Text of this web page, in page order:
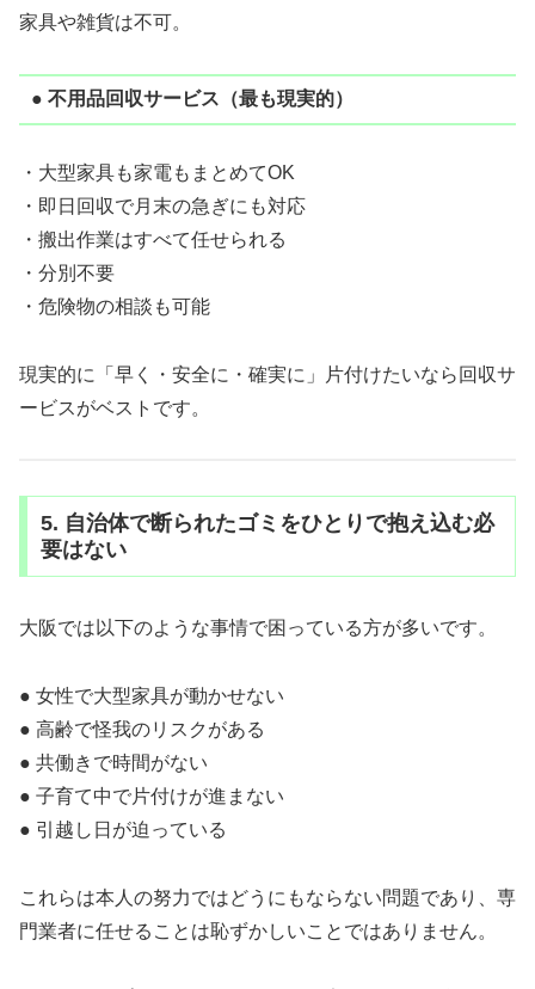
家具や雑貨は不可。
● 不用品回収サービス（最も現実的）
・大型家具も家電もまとめてOK
・即日回収で月末の急ぎにも対応
・搬出作業はすべて任せられる
・分別不要
・危険物の相談も可能
現実的に「早く・安全に・確実に」片付けたいなら回収サ
ービスがベストです。
5. 自治体で断られたゴミをひとりで抱え込む必
要はない
大阪では以下のような事情で困っている方が多いです。
● 女性で大型家具が動かせない
● 高齢で怪我のリスクがある
● 共働きで時間がない
● 子育て中で片付けが進まない
● 引越し日が迫っている
これらは本人の努力ではどうにもならない問題であり、専
門業者に任せることは恥ずかしいことではありません。